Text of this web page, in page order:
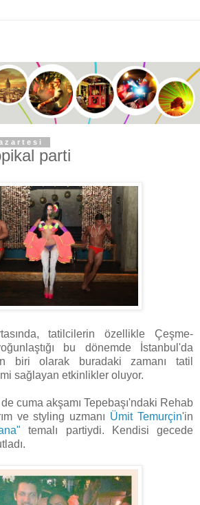
parti
tatilcilerin özellikle Çeşme-
bu dönemde İstanbul'da
biri olarak buradaki zamanı tatil
sağlayan etkinlikler oluyor.
cuma akşamı Tepebaşı'ndaki Rehab
ve styling uzmanı Ümit Temurçin'in
temalı partiydi. Kendisi gecede